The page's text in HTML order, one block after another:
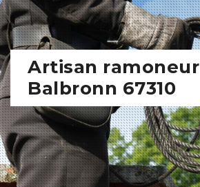
Artisan ramoneur
Balbronn 67310